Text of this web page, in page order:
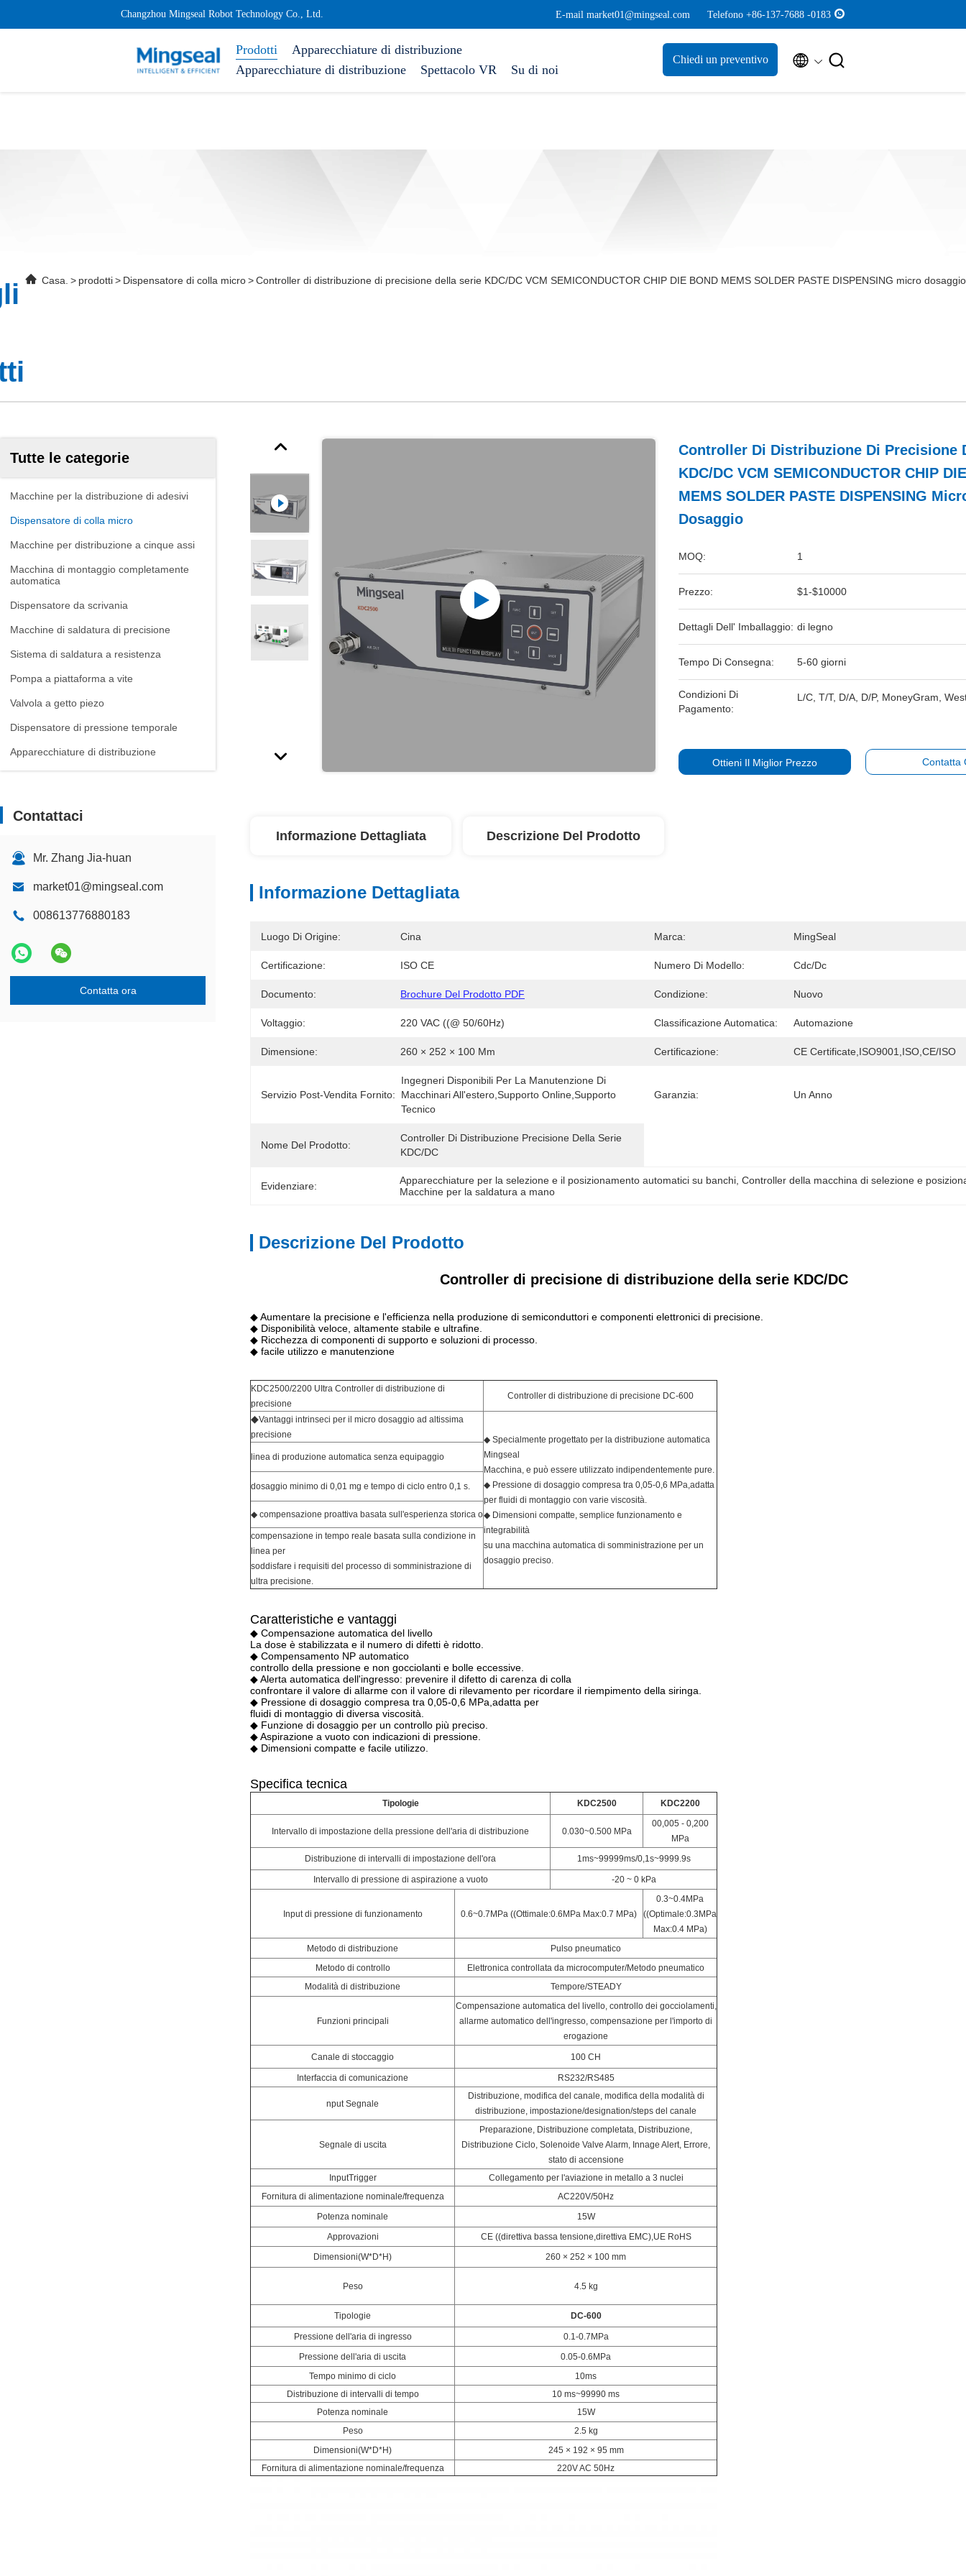
Changzhou Mingseal Robot Technology Co., Ltd. E-mail market01@mingseal.com Telefono +86-137-7688 -0183
Prodotti
Apparecchiature di distribuzione
Apparecchiature di distribuzione
Spettacolo VR Su di noi
Chiedi un preventivo  
Casa. > prodotti> Dispensatore di colla micro>Controller di distribuzione di precisione della serie KDC/DC VCM SEMICONDUCTOR CHIP DIE BOND MEMS SOLDER PASTE DISPENSING micro dosaggio
Tutte le categorie
Macchine per la distribuzione di adesivi
Dispensatore di colla micro
Macchine per distribuzione a cinque assi
Macchina di montaggio completamente
automatica
Dispensatore da scrivania
Macchine di saldatura di precisione
Sistema di saldatura a resistenza
Pompa a piattaforma a vite
Valvola a getto piezo
Dispensatore di pressione temporale
Apparecchiature di distribuzione
Contattaci
Mr. Zhang Jia-huan
market01@mingseal.com
008613776880183
Contatta ora
Controller Di Distribuzione Di Precisione
KDC/DC VCM SEMICONDUCTOR CHIP
MEMS SOLDER PASTE DISPENSING
Dosaggio
MOQ: 1
Prezzo: $1-$10000
Dettagli Dell' Imballaggio: di legno
Tempo Di Consegna: 5-60 giorni
Condizioni Di
Pagamento:
L/C, T/T, D/A, D/P, MoneyGram,
Ottieni Il Miglior Prezzo Contatta
Informazione Dettagliata Descrizione Del Prodotto
Informazione Dettagliata
Luogo Di Origine: Cina Marca: MingSeal
Certificazione: ISO CE Numero Di Modello: Cdc/dc
Documento: Brochure Del Prodotto PDF Condizione: Nuovo
Voltaggio: 220 VAC ((@ 50/60Hz) Classificazione Automatica: Automazione
Dimensione: 260 × 252 × 100 Mm Certificazione: CE Certificate,ISO9001,ISO,CE/ISO
Servizio Post-Vendita Fornito:
Ingegneri Disponibili Per La Manutenzione Di
Macchinari All'estero,supporto Online,supporto
Tecnico
Garanzia: Un Anno
Nome Del Prodotto:
Controller Di Distribuzione Precisione Della Serie
KDC/DC
Evidenziare: Apparecchiature per la selezione e il posizionamento automatici su banchi , Controller della macchina di selezione e
Macchine per la saldatura a mano
Descrizione Del Prodotto
Controller di precisione di distribuzione della serie KDC/DC
◆ Aumentare la precisione e l'efficienza nella produzione di semiconduttori e componenti elettronici di precisione.
◆ Disponibilità veloce, altamente stabile e ultrafine.
◆ Ricchezza di componenti di supporto e soluzioni di processo.
◆ facile utilizzo e manutenzione
KDC2500/2200 UItra Controller di distribuzione di
precisione
Controller di distribuzione di precisione DC-600
◆Vantaggi intrinseci per il micro dosaggio ad altissima
precisione
◆ Specialmente progettato per la distribuzione automatica
Mingseal
Macchina, e può essere utilizzato indipendentemente pure.
◆ Pressione di dosaggio compresa tra 0,05-0,6 MPa,adatta
per fluidi di montaggio con varie viscosità.
◆ Dimensioni compatte, semplice funzionamento e
integrabilità
su una macchina automatica di somministrazione per un
dosaggio preciso.
linea di produzione automatica senza equipaggio
dosaggio minimo di 0,01 mg e tempo di ciclo entro 0,1 s.
◆ compensazione proattiva basata sull'esperienza storica o
compensazione in tempo reale basata sulla condizione in
linea per
soddisfare i requisiti del processo di somministrazione di
ultra precisione.
Caratteristiche e vantaggi
◆ Compensazione automatica del livello
La dose è stabilizzata e il numero di difetti è ridotto.
◆ Compensamento NP automatico
controllo della pressione e non gocciolanti e bolle eccessive.
◆ Alerta automatica dell'ingresso: prevenire il difetto di carenza di colla
confrontare il valore di allarme con il valore di rilevamento per ricordare il riempimento della siringa.
◆ Pressione di dosaggio compresa tra 0,05-0,6 MPa,adatta per
fluidi di montaggio di diversa viscosità.
◆ Funzione di dosaggio per un controllo più preciso.
◆ Aspirazione a vuoto con indicazioni di pressione.
◆ Dimensioni compatte e facile utilizzo.
Specifica tecnica
Tipologie KDC2500 KDC2200
Intervallo di impostazione della pressione dell'aria di distribuzione 0.030~0.500 MPa
00,005 - 0,200
MPa
Distribuzione di intervalli di impostazione dell'ora
1ms~99999ms/0,1s~9999.9s
Intervallo di pressione di aspirazione a vuoto -20 ~ 0 kPa
Input di pressione di funzionamento 0.6~0.7MPa ((Ottimale:0.6MPa Max:0.7 MPa)
0.3~0.4MPa
((Optimale:0.3MPa
Max:0.4 MPa)
Metodo di distribuzione
Pulso pneumatico
Metodo di controllo
Elettronica controllata da microcomputer/Metodo pneumatico
Modalità di distribuzione
Tempore/STEADY
Funzioni principali
Compensazione automatica del livello, controllo dei gocciolamenti,
allarme automatico dell'ingresso, compensazione per l'importo di
erogazione
Canale di stoccaggio 100 CH
Interfaccia di comunicazione RS232/RS485
nput Segnale
Distribuzione, modifica del canale, modifica della modalità di
distribuzione, impostazione/designation/steps del canale
Segnale di uscita
Preparazione, Distribuzione completata, Distribuzione,
Distribuzione Ciclo, Solenoide Valve Alarm, Innage Alert, Errore,
stato di accensione
InputTrigger
Collegamento per l'aviazione in metallo a 3 nuclei
Fornitura di alimentazione nominale/frequenza
AC220V/50Hz
Potenza nominale
15W
Approvazioni
CE ((direttiva bassa tensione,direttiva EMC),UE RoHS
Dimensioni(W*D*H) 260 × 252 × 100 mm
Peso 4.5 kg
Tipologie DC-600
Pressione dell'aria di ingresso
0.1-0.7MPa
Pressione dell'aria di uscita
0.05-0.6MPa
Tempo minimo di ciclo
10ms
Distribuzione di intervalli di tempo
10 ms~99990 ms
Potenza nominale
15W
Peso
2.5 kg
Dimensioni(W*D*H)
245 × 192 × 95 mm
Fornitura di alimentazione nominale/frequenza
220V AC 50Hz